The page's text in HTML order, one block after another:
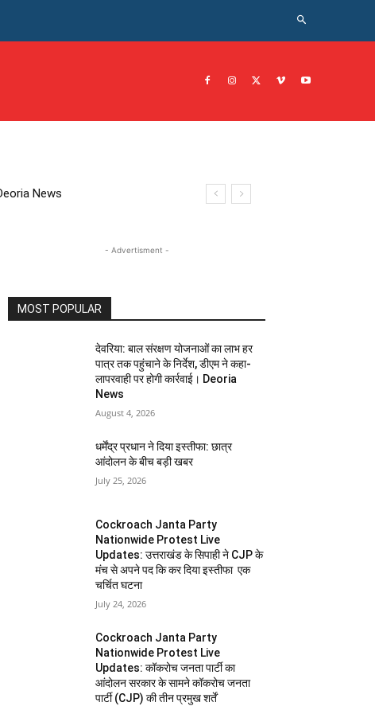
JOB नोकरी सरकारी योजना
Deoria News
- Advertisment -
MOST POPULAR
देवरिया: बाल संरक्षण योजनाओं का लाभ हर
पात्र तक पहुंचाने के निर्देश, डीएम ने कहा-
लापरवाही पर होगी कार्रवाई। Deoria
News
August 4, 2026
धर्मेंद्र प्रधान ने दिया इस्तीफा: छात्र
आंदोलन के बीच बड़ी खबर
July 25, 2026
Cockroach Janta Party
Nationwide Protest Live
Updates: उत्तराखंड के सिपाही ने CJP के
मंच से अपने पद कि कर दिया इस्तीफा एक
चर्चित घटना
July 24, 2026
Cockroach Janta Party
Nationwide Protest Live
Updates: कॉकरोच जनता पार्टी का
आंदोलन सरकार के सामने कॉकरोच जनता
पार्टी (CJP) की तीन प्रमुख शर्तें